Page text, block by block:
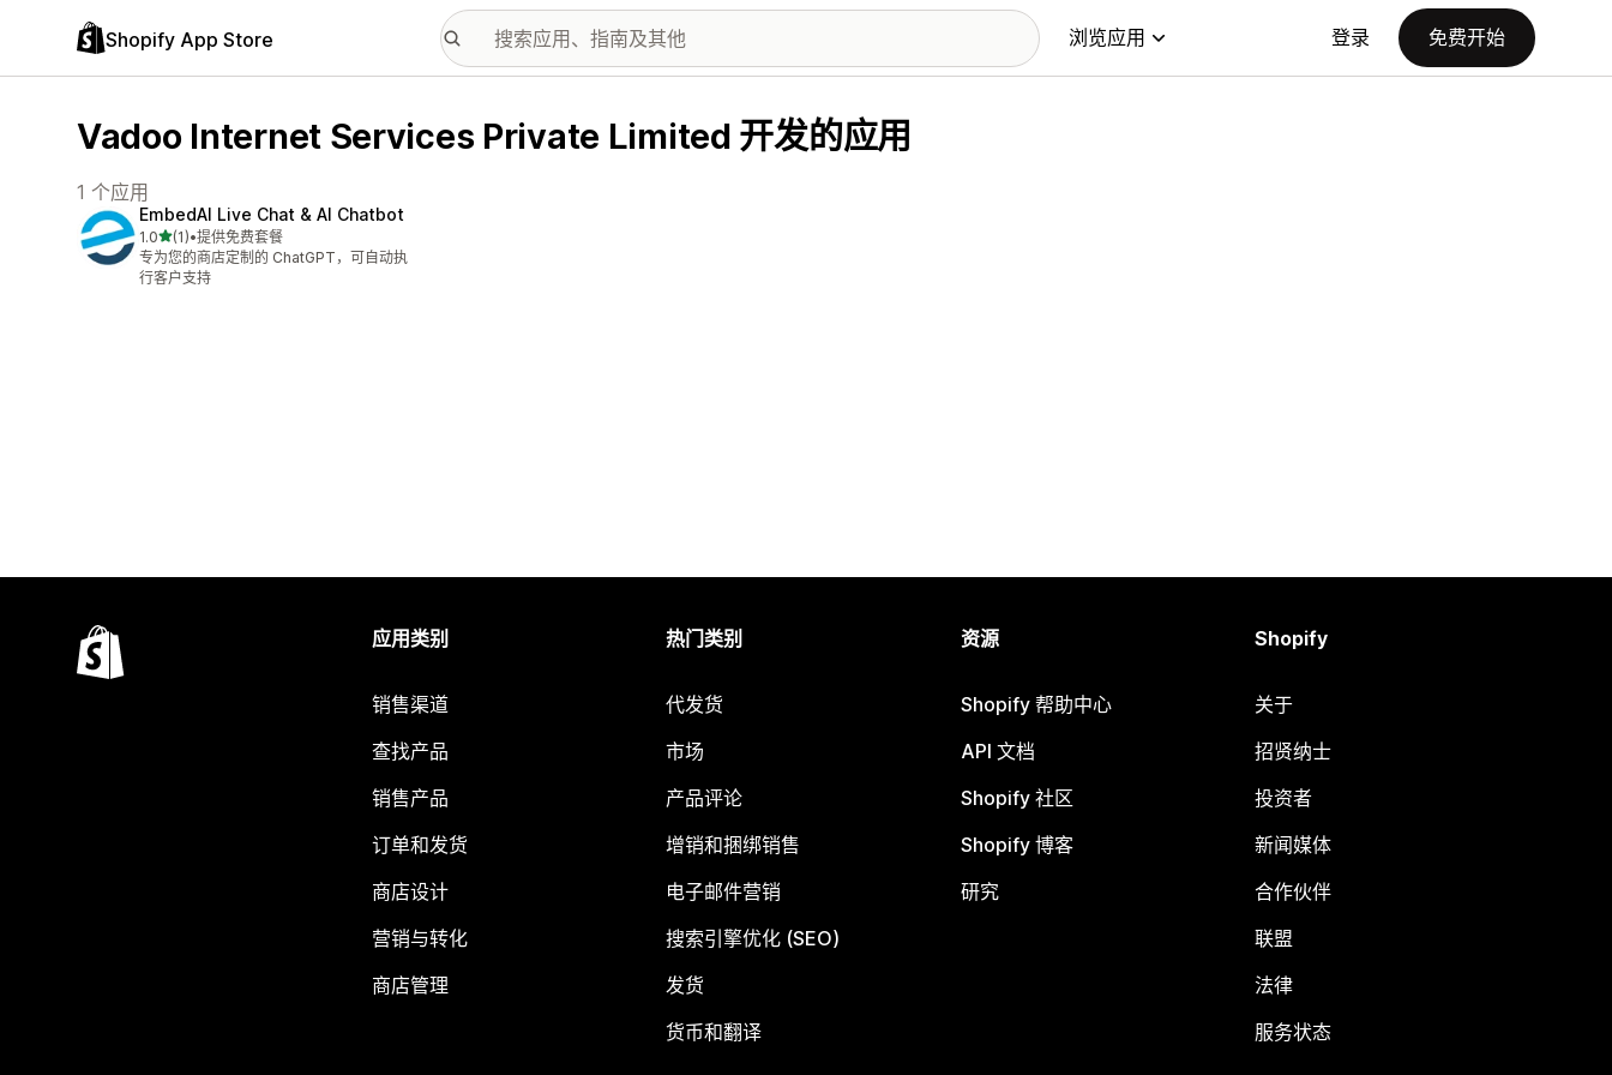
Shopify App Store 浏览应用 登录 免费开始
Vadoo Internet Services Private Limited 开发的应用
1 个应用
EmbedAI Live Chat & AI Chatbot
1.0星（满分 5 星）
(1)
总共 1 条评论
•提供免费套餐
专为您的商店定制的 ChatGPT，可自动执
行客户支持
应用类别
销售渠道
查找产品
销售产品
订单和发货
商店设计
营销与转化
商店管理
热门类别
代发货
市场
产品评论
增销和捆绑销售
电子邮件营销
搜索引擎优化 (SEO)
发货
货币和翻译
资源
Shopify 帮助中心
API 文档
Shopify 社区
Shopify 博客
研究
Shopify
关于
招贤纳士
投资者
新闻媒体
合作伙伴
联盟
法律
服务状态